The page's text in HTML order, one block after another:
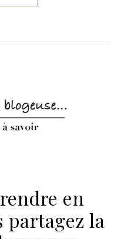
en
partagez la